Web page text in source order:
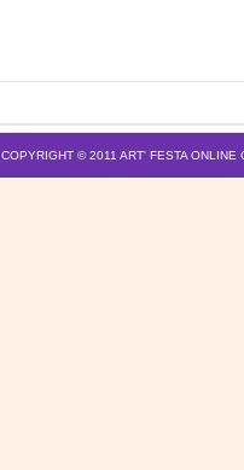
COPYRIGHT © 2011 ART' FESTA ONLINE